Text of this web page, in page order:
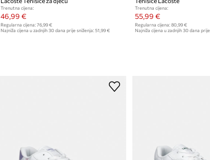
Trenutna cijena:
46,99 €
Regularna cijena: 76,99 €
Najniža cijena u zadnjih 30 dana prije sniženja: 51,99 €
Trenutna cijena:
55,99 €
Regularna cijena: 80,99 €
Najniža cijena u zadnjih 30 dana